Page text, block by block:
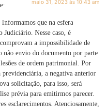
maio 31, 2023 às 10:43 am
que na esfera
Judiciário. Nesse caso, é
a impossibilidade de
envio do documento por parte
de ordem patrimonial. Por
a negativa anterior
solicitação, para isso, será
prévia para emitirmos parecer.
esclarecimentos. Atenciosamente,